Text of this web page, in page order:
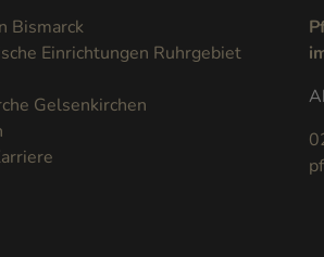
Bismarck
Einrichtungen Ruhrgebiet
Gelsenkirchen